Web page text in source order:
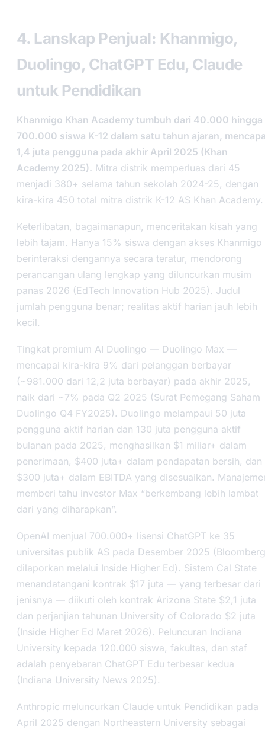
4. Lanskap Penjual: Khanmigo,
Duolingo, ChatGPT Edu, Claude
untuk Pendidikan
Khanmigo Khan Academy tumbuh dari 40.000 hingga
700.000 siswa K-12 dalam satu tahun ajaran,
1,4 juta pengguna pada akhir April 2025 (Khan
Academy 2025). Mitra distrik memperluas dari 45
menjadi 380+ selama tahun sekolah 2024-25, dengan
kira-kira 450 total mitra distrik K-12 AS Khan Academy.
Keterlibatan, bagaimanapun, menceritakan kisah yang
lebih tajam. Hanya 15% siswa dengan akses Khanmigo
berinteraksi dengannya secara teratur, mendorong
perancangan ulang lengkap yang diluncurkan musim
panas 2026 (EdTech Innovation Hub 2025). Judul
jumlah pengguna benar; realitas aktif harian jauh lebih
kecil.
Tingkat premium AI Duolingo — Duolingo Max —
mencapai kira-kira 9% dari pelanggan berbayar
(~981.000 dari 12,2 juta berbayar) pada akhir 2025,
naik dari ~7% pada Q2 2025 (Surat Pemegang Saham
Duolingo Q4 FY2025). Duolingo melampaui 50 juta
pengguna aktif harian dan 130 juta pengguna aktif
bulanan pada 2025, menghasilkan $1 miliar+ dalam
penerimaan, $400 juta+ dalam pendapatan bersih, dan
$300 juta+ dalam EBITDA yang disesuaikan.
memberi tahu investor Max “berkembang lebih lambat
dari yang diharapkan”.
OpenAI menjual 700.000+ lisensi ChatGPT ke 35
universitas publik AS pada Desember 2025
dilaporkan melalui Inside Higher Ed). Sistem Cal State
menandatangani kontrak $17 juta — yang terbesar dari
jenisnya — diikuti oleh kontrak Arizona State $2,1 juta
dan perjanjian tahunan University of Colorado $2 juta
(Inside Higher Ed Maret 2026). Peluncuran Indiana
University kepada 120.000 siswa, fakultas, dan staf
adalah penyebaran ChatGPT Edu terbesar kedua
(Indiana University News 2025).
Anthropic meluncurkan Claude untuk Pendidikan pada
April 2025 dengan Northeastern University sebagai